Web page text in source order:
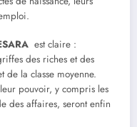
est claire :
des riches et des
de la classe moyenne.
pouvoir, y compris les
des affaires, seront enfin